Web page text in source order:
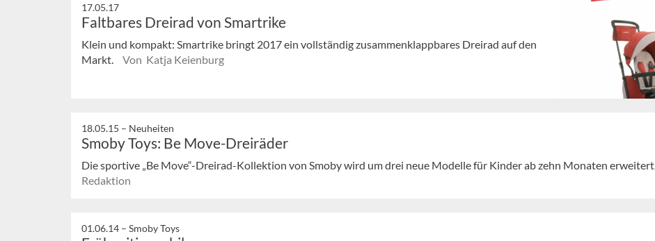
17.05.17
Faltbares Dreirad von Smartrike
Klein und kompakt: Smartrike bringt 2017 ein vollständig zusammenklappbares Dreirad auf den
Markt.
Von Katja Keienburg
18.05.15 – Neuheiten
Smoby Toys: Be Move-Dreiräder
Die sportive „Be Move“-Dreirad-Kollektion von Smoby wird um drei neue Modelle für Kinder ab zehn Monaten erweitert.
Redaktion
01.06.14 – Smoby Toys